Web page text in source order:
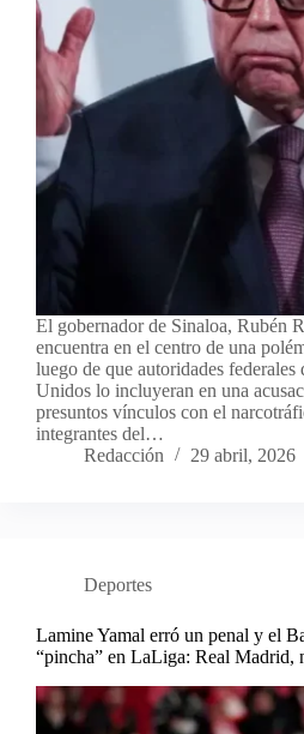
El gobernador de Sinaloa, Rubén
encuentra en el centro de una
luego de que autoridades federales
Unidos lo incluyeran en una
presuntos vínculos con el
integrantes del…
Redacción
29 abril, 2026
Deportes
Lamine Yamal erró un penal y el
“pincha” en LaLiga: Real Madrid,